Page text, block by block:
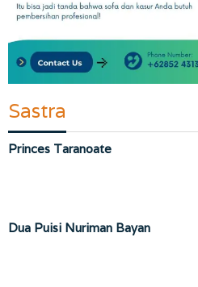
Sastra
Princes Taranoate
Dua Puisi Nuriman Bayan